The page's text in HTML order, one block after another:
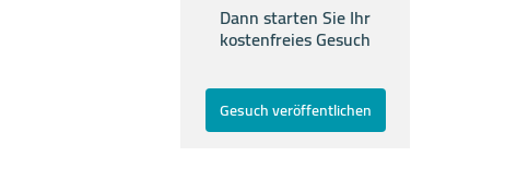
Dann starten Sie Ihr
kostenfreies Gesuch
Gesuch veröffentlichen